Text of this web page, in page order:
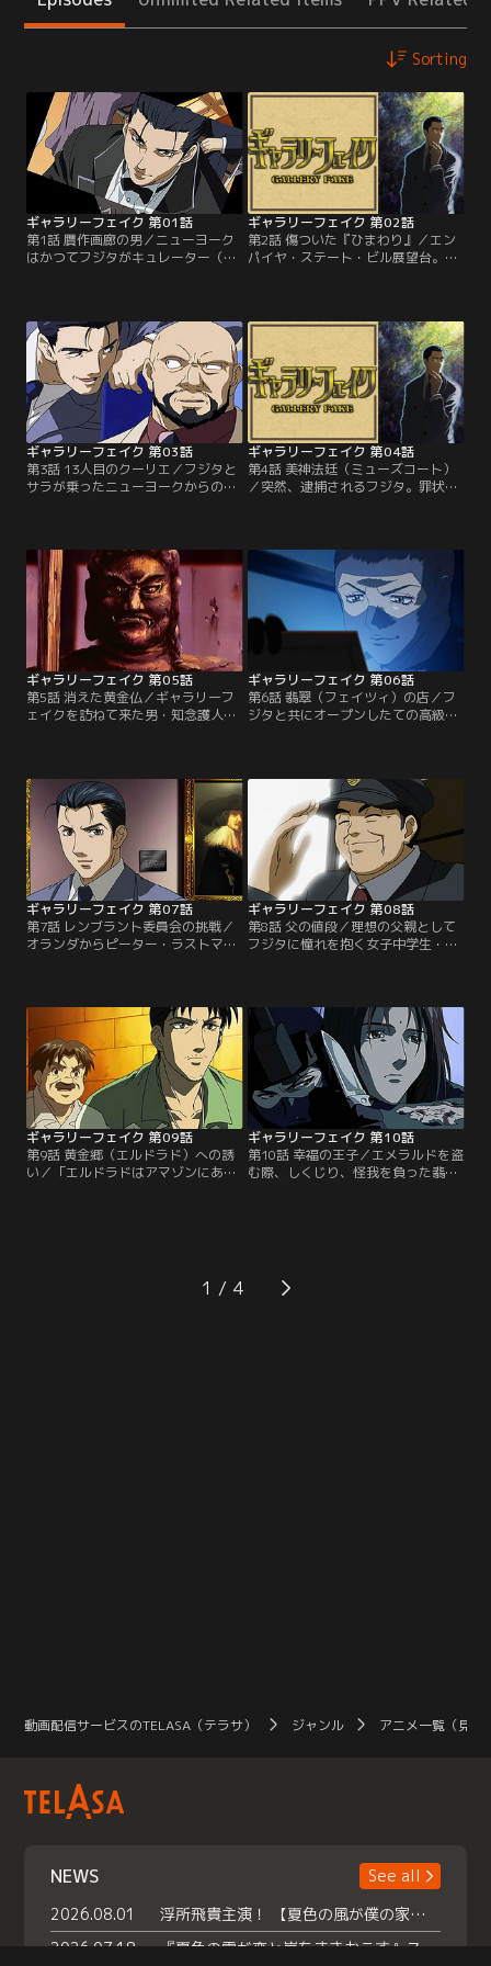
Sorting
ギャラリーフェイク 第01話
第1話 贋作画廊の男／ニューヨーク
はかつてフジタがキュレーター（学
どこか物憂げである。オークション
の下見会で、二人はフジタのキュレ
ーター時代の同僚マックスと出会
う。そこに展示されているモネの
「積み藁」にはフジタとマックスの
過去と因縁があった…。【提供：バ
ンダイチャンネル】
ギャラリーフェイク 第02話
第2話 傷ついた『ひまわり』／エン
パイヤ・ステート・ビル展望台。フ
絵画、ゴッホの『幻のひまわり』。
戦時中に行方不明となったその絵画
には、無残な焼け焦げの痕があっ
た。数日後、その絵画を売ってほし
いという依頼を受けたフジタは三田
村を訪ねる。【提供：バンダイチャ
ギャラリーフェイク 第03話
第3話 13人目のクーリエ／フジタと
サラが乗ったニューヨークからの帰
に、フジタと懇意のモレッティがい
た。離陸後、何かの異変に気付いた
フジタが『マドンナ』の置かれる貨
物室へ行くと、そこには窃盗団と対
峙するクーリエたちがいた。【提
供：バンダイチャンネル】
ギャラリーフェイク 第04話
第4話 美神法廷（ミューズコート）
／突然、逮捕されるフジタ。罪状は
の厳しい取調べに対しても、あくま
でペースを崩さないフジタ。そこ
で、検察側が用意した証人。それ
は、何と三田村。彼女は、デューラ
ーの真贋を判定すべく、選ばれたの
だった。【提供：バンダイチャンネ
ギャラリーフェイク 第05話
第5話 消えた黄金仏／ギャラリーフ
ェイクを訪ねて来た男・知念護人。
を聞いたフジタとサラは、その寺へ
赴くこととなる。寺に辿りついた二
人が見たものは、腐り、今にも崩れ
落ちそうな不動明王。黄金仏探しも
そっちのけで、フジタは修復に取り
掛かる。【提供：バンダイチャンネ
ル】
ギャラリーフェイク 第06話
第6話 翡翠（フェイツィ）の店／フ
ジタと共にオープンしたての高級宝
は泥棒。その腕は超一流。今回手に
入れたのは、世界最大のブルーダイ
ヤ・ホープ・ブリュー・ダイヤモン
ド。それは、高田美術館で行われて
いる展示会の目玉だ。知らぬ間に偽
物とすり替えていた翡翠は…。【提
供：バンダイチャンネル】
ギャラリーフェイク 第07話
第7話 レンブラント委員会の挑戦／
オランダからピーター・ラストマン
る。日本の美術館関係者は、自身の
美術館にある作品が贋作と鑑定され
てはたまらないと動揺する。そんな
中、フジタは、サラと共に知り合い
の常盤が館長を務める田舎の美術館
へ足を運ぶ。【提供：バンダイチャ
ンネル】
ギャラリーフェイク 第08話
第8話 父の値段／理想の父親として
フジタに憧れを抱く女子中学生・友
ギャラリーフェイクで展示されたア
ンティーク時計を熱心に見つめる父
の姿を発見する。父は憧れのフジタ
と知り合いであった。【提供：バン
ダイチャンネル】
ギャラリーフェイク 第09話
第9話 黄金郷（エルドラド）への誘
い／「エルドラドはアマゾンにあ
変哲もない村だった。期待は裏切ら
れたかに見えたが…。【提供：バン
ギャラリーフェイク 第10話
第10話 幸福の王子／エメラルドを盗
む際、しくじり、怪我を負った翡翠
ヒモとして生きるだらしない青年と
いうことを知る。しかし、彼の描く
1
動画配信サービスのTELASA（テラサ） ジャンル アニメ一覧（見放
NEWS
See all
2026.08.01
浮所飛貴主演！ 【夏色の風が僕の家にやってきた】 本日よりテラサで独占配信スタート！
2026.07.18
『夏色の雲が恋と嵐をまきおこす』スペシャルメイキング 【Part1】2026年７月18日（土）23時30分～配信スタート！話題のシーンの裏側を大公開！豪華キャスト大集合！ 『武宮家 真夏の家族会議』開催！